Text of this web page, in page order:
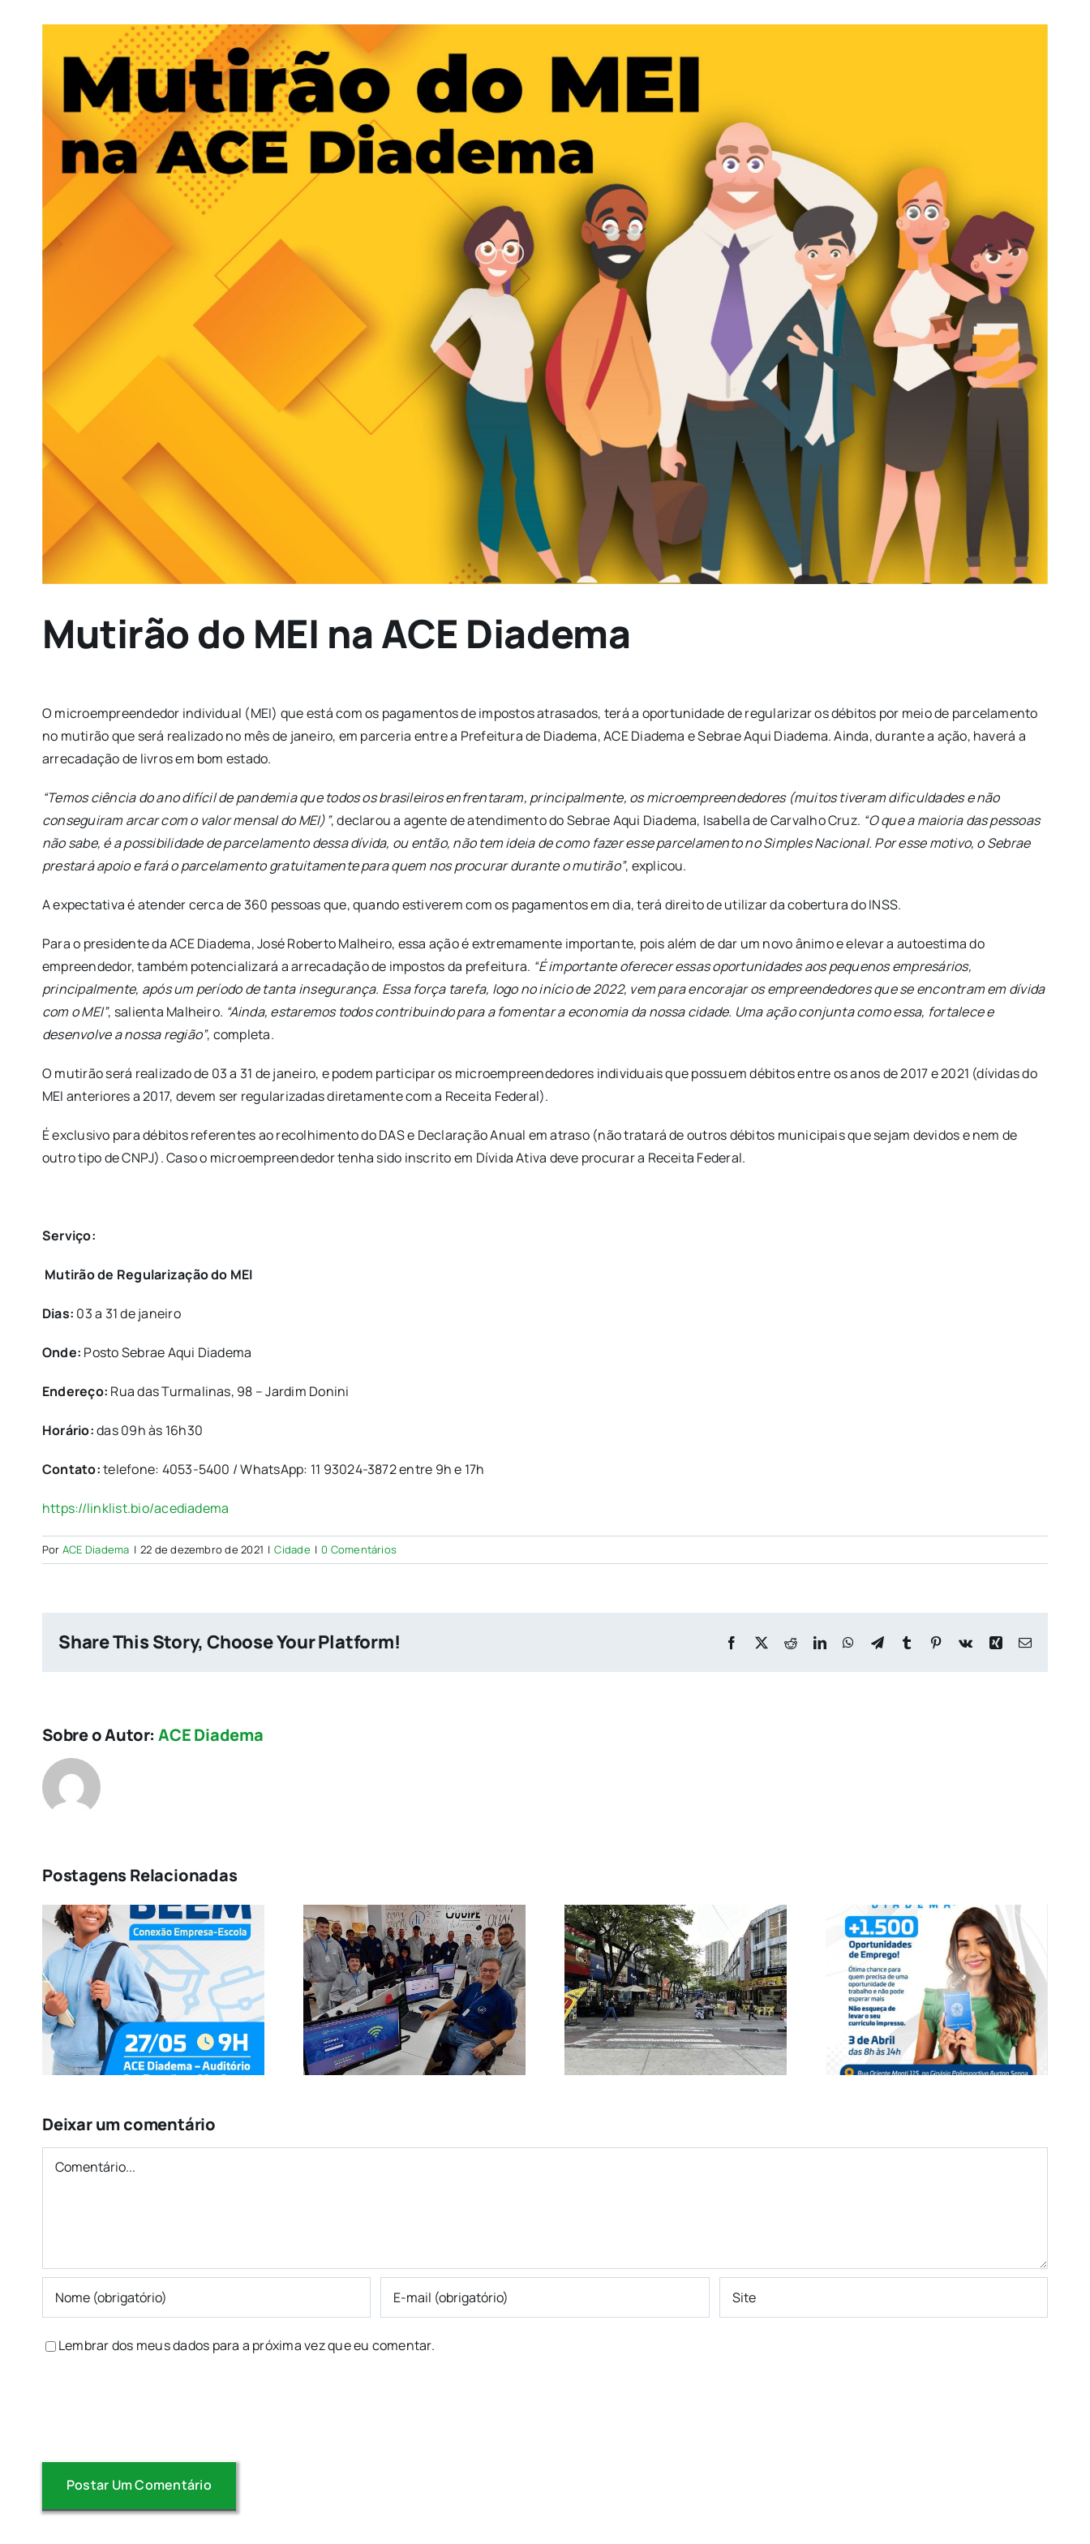
Larger
Mutirão do MEI na ACE Diadema
O microempreendedor individual (MEI) que está com os pagamentos de impostos atrasados, terá a oportunidade de regularizar os débitos por meio de parcelamento
no mutirão que será realizado no mês de janeiro, em parceria entre a Prefeitura de Diadema, ACE Diadema e Sebrae Aqui Diadema. Ainda, durante a ação, haverá a
arrecadação de livros em bom estado.
“Temos ciência do ano difícil de pandemia que todos os brasileiros enfrentaram, principalmente, os microempreendedores (muitos tiveram dificuldades e não
conseguiram arcar com o valor mensal do MEI)”, declarou a agente de atendimento do Sebrae Aqui Diadema, Isabella de Carvalho Cruz. “O que a maioria das pessoas
não sabe, é a possibilidade de parcelamento dessa dívida, ou então, não tem ideia de como fazer esse parcelamento no Simples Nacional. Por esse motivo, o Sebrae
prestará apoio e fará o parcelamento gratuitamente para quem nos procurar durante o mutirão”, explicou.
A expectativa é atender cerca de 360 pessoas que, quando estiverem com os pagamentos em dia, terá direito de utilizar da cobertura do INSS.
Para o presidente da ACE Diadema, José Roberto Malheiro, essa ação é extremamente importante, pois além de dar um novo ânimo e elevar a autoestima do
empreendedor, também potencializará a arrecadação de impostos da prefeitura. “É importante oferecer essas oportunidades aos pequenos empresários,
principalmente, após um período de tanta insegurança. Essa força tarefa, logo no início de 2022, vem para encorajar os empreendedores que se encontram em dívida
com o MEI”, salienta Malheiro. “Ainda, estaremos todos contribuindo para a fomentar a economia da nossa cidade. Uma ação conjunta como essa, fortalece e
desenvolve a nossa região”, completa.
O mutirão será realizado de 03 a 31 de janeiro, e podem participar os microempreendedores individuais que possuem débitos entre os anos de 2017 e 2021 (dívidas do
MEI anteriores a 2017, devem ser regularizadas diretamente com a Receita Federal).
É exclusivo para débitos referentes ao recolhimento do DAS e Declaração Anual em atraso (não tratará de outros débitos municipais que sejam devidos e nem de
outro tipo de CNPJ). Caso o microempreendedor tenha sido inscrito em Dívida Ativa deve procurar a Receita Federal.
Serviço:
Mutirão de Regularização do MEI
Dias: 03 a 31 de janeiro
Onde: Posto Sebrae Aqui Diadema
Endereço: Rua das Turmalinas, 98 – Jardim Donini
Horário:das 09h às 16h30
Contato:telefone: 4053-5400 / WhatsApp: 11 93024-3872 entre 9h e 17h
https://linklist.bio/acediadema
Por ACE Diadema | 22 de dezembro de 2021 | Cidade | 0 Comentários
Share This Story, Choose Your Platform! Facebook
X RedditLinkedInWhatsApp
TelegramTumblr Pinterest
Vk Xing E-
Sobre o Autor:ACE Diadema
Postagens Relacionadas
CTI: 33 anos de
inovação e
referência em
tecnologia no ABCD
O Papel das
Associações
Comerciais na
Transformação das
Cidades
Feirão do Emprego
2025 em Diadema!
Sua Oportunidade
Está Aqui!
Programa BEEM
Deixar um comentário
Comentário
Lembrar dos meus dados para a próxima vez que eu comentar.